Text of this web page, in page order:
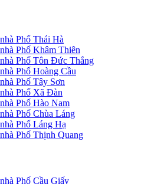
Phố Thái Hà
Phố Khâm Thiên
Phố Tôn Đức Thắng
Phố Hoàng Cầu
Phố Tây Sơn
Phố Xã Đàn
Phố Hào Nam
Phố Chùa Láng
Phố Láng Hạ
Phố Thịnh Quang
Phố Cầu Giấy